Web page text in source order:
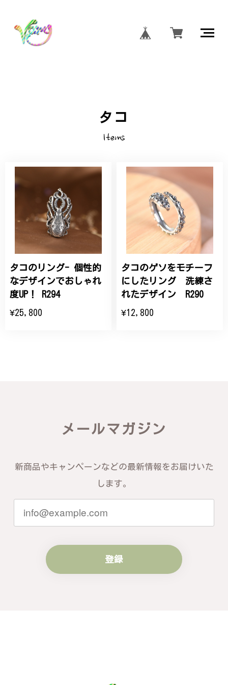
タコ
Items
タコのリング- 個性的
なデザインでおしゃれ
度UP！ R294
¥25,800
タコのゲソをモチーフ
にしたリング 洗練さ
れたデザイン R290
¥12,800
メールマガジン
新商品やキャンペーンなどの最新情報をお届けいた
します。
登録